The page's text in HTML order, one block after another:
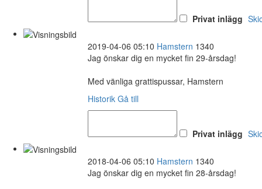
Privat inlägg
2019-04-06 05:10 Hamstern 1340
Jag önskar dig en mycket fin 29-årsdag!
Med vänliga grattispussar, Hamstern
Historik Gå till
Privat inlägg
2018-04-06 05:10 Hamstern 1340
Jag önskar dig en mycket fin 28-årsdag!